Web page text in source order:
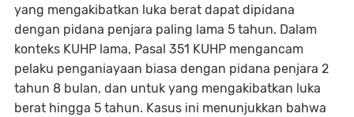
yang mengakibatkan luka berat dapat dipidana
dengan pidana penjara paling lama 5 tahun. Dalam
konteks KUHP lama, Pasal 351 KUHP mengancam
pelaku penganiayaan biasa dengan pidana penjara 2
tahun 8 bulan, dan untuk yang mengakibatkan luka
berat hingga 5 tahun. Kasus ini menunjukkan bahwa